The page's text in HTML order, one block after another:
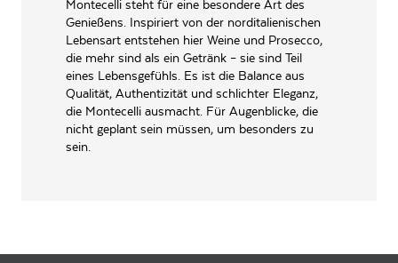
Montecelli steht für eine besondere Art des
Genießens. Inspiriert von der norditalienischen
Lebensart entstehen hier Weine und Prosecco,
die mehr sind als ein Getränk – sie sind Teil
eines Lebensgefühls. Es ist die Balance aus
Qualität, Authentizität und schlichter Eleganz,
die Montecelli ausmacht. Für Augenblicke, die
nicht geplant sein müssen, um besonders zu
sein.